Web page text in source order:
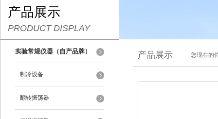
产品展示
PRODUCT DISPLAY
实验常规仪器（自产品牌）
制冷设备
翻转振荡器
产品展示 您现在的